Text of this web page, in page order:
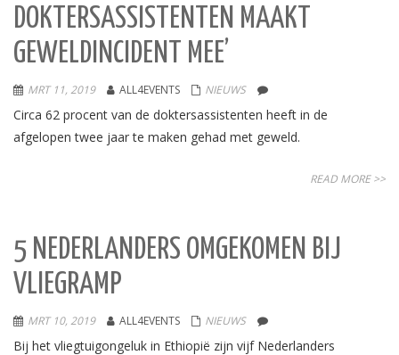
DOKTERSASSISTENTEN MAAKT
GEWELDINCIDENT MEE’
MRT 11, 2019 ALL4EVENTS NIEUWS
Circa 62 procent van de doktersassistenten heeft in de
afgelopen twee jaar te maken gehad met geweld.
READ MORE >>
5 NEDERLANDERS OMGEKOMEN BIJ
VLIEGRAMP
MRT 10, 2019 ALL4EVENTS NIEUWS
Bij het vliegtuigongeluk in Ethiopië zijn vijf Nederlanders